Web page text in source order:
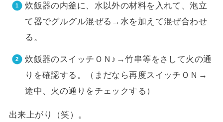
炊飯器の内釜に、水以外の材料を入れて、泡立
て器でグルグル混ぜる→水を加えて混ぜ合わせ
る。
炊飯器のスイッチＯＮ♪→竹串等をさして火の通
りを確認する。（まだなら再度スイッチＯＮ→
途中、火の通りをチェックする）
出来上がり（笑）。